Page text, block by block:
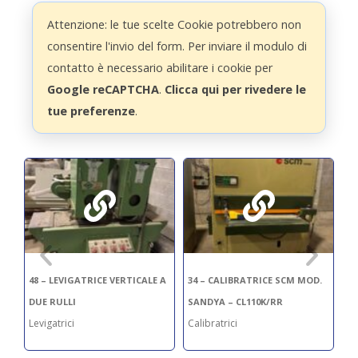
Attenzione: le tue scelte Cookie potrebbero non
consentire l'invio del form. Per inviare il modulo di
contatto è necessario abilitare i cookie per
Google reCAPTCHA. Clicca qui per rivedere le
tue preferenze.
48 – LEVIGATRICE VERTICALE A
DUE RULLI
Levigatrici
34 – CALIBRATRICE SCM MOD.
SANDYA – CL110K/RR
Calibratrici